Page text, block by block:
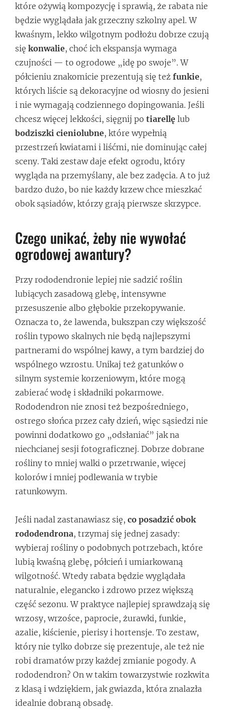
które ożywią kompozycję i sprawią, że rabata nie
będzie wyglądała jak grzeczny szkolny apel. W
kwaśnym, lekko wilgotnym podłożu dobrze czują
się konwalie, choć ich ekspansja wymaga
czujności — to ogrodowe „idę po swoje”. W
półcieniu znakomicie prezentują się też funkie,
których liście są dekoracyjne od wiosny do jesieni
i nie wymagają codziennego dopingowania. Jeśli
chcesz więcej lekkości, sięgnij po tiarellę lub
bodziszki cieniolubne, które wypełnią
przestrzeń kwiatami i liśćmi, nie dominując całej
sceny. Taki zestaw daje efekt ogrodu, który
wygląda na przemyślany, ale bez zadęcia. A to już
bardzo dużo, bo nie każdy krzew chce mieszkać
obok sąsiadów, którzy grają pierwsze skrzypce.
Czego unikać, żeby nie wywołać
ogrodowej awantury?
Przy rododendronie lepiej nie sadzić roślin
lubiących zasadową glebę, intensywne
przesuszenie albo głębokie przekopywanie.
Oznacza to, że lawenda, bukszpan czy większość
roślin typowo skalnych nie będą najlepszymi
partnerami do wspólnej kawy, a tym bardziej do
wspólnego wzrostu. Unikaj też gatunków o
silnym systemie korzeniowym, które mogą
zabierać wodę i składniki pokarmowe.
Rododendron nie znosi też bezpośredniego,
ostrego słońca przez cały dzień, więc sąsiedzi nie
powinni dodatkowo go „odsłaniać” jak na
niechcianej sesji fotograficznej. Dobrze dobrane
rośliny to mniej walki o przetrwanie, więcej
kolorów i mniej podlewania w trybie
ratunkowym.
Jeśli nadal zastanawiasz się, co posadzić obok
rododendrona, trzymaj się jednej zasady:
wybieraj rośliny o podobnych potrzebach, które
lubią kwaśną glebę, półcień i umiarkowaną
wilgotność. Wtedy rabata będzie wyglądała
naturalnie, elegancko i zdrowo przez większą
część sezonu. W praktyce najlepiej sprawdzają się
wrzosy, wrzośce, paprocie, żurawki, funkie,
azalie, kiścienie, pierisy i hortensje. To zestaw,
który nie tylko dobrze się prezentuje, ale też nie
robi dramatów przy każdej zmianie pogody. A
rododendron? On w takim towarzystwie rozkwita
z klasą i wdziękiem, jak gwiazda, która znalazła
idealnie dobraną obsadę.